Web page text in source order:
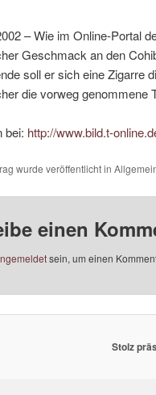
– Wie im Online-Portal
Geschmack an den
soll er sich eine Zigarre
die vorweg genommene
bei: http://www.bild.t-
wurde veröffentlicht in
einen
sein, um einen
Stolz